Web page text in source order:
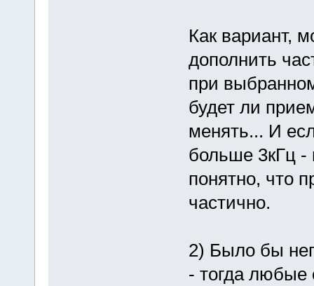
Как вариант,
дополнить
при
будет ли
менять... И
больше 3кГц -
понятно, что
частично.
2) Было бы
- тогда любые